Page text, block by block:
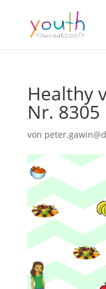
Healthy
Nr. 8305
von